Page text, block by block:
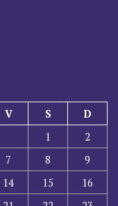
V S
D
1
2
7 8
9
14 15
16